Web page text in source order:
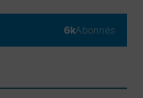
6kAbonnés